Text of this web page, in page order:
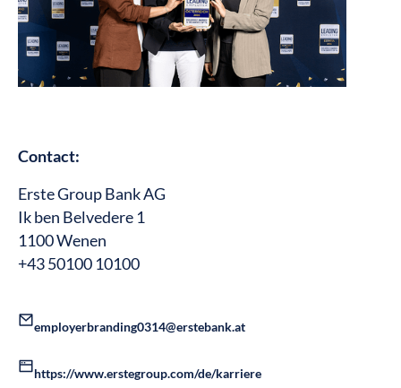
Contact:
Erste Group Bank AG
Ik ben Belvedere 1
1100 Wenen
+43 50100 10100
employerbranding0314@erstebank.at
https://www.erstegroup.com/de/karriere